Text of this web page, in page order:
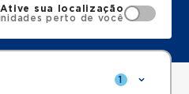
Ative sua localização
perto de você
1